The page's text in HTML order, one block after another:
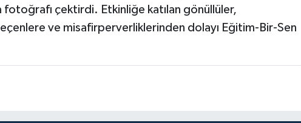
fotoğrafı çektirdi. Etkinliğe katılan gönüllüler,
ve misafirperverliklerinden dolayı Eğitim-Bir-Sen